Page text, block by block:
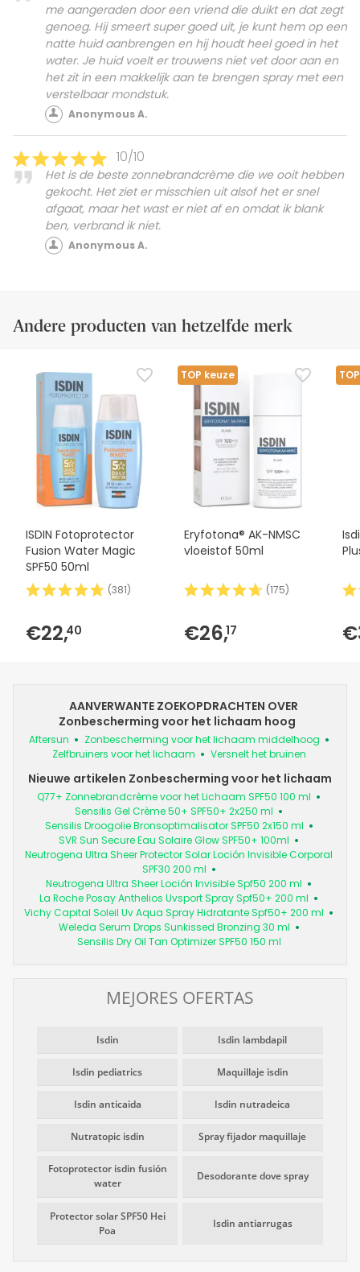
me aangeraden door een vriend die duikt en dat zegt
genoeg. Hij smeert super goed uit, je kunt hem op een
natte huid aanbrengen en hij houdt heel goed in het
water. Je huid voelt er trouwens niet vet door aan en
het zit in een makkelijk aan te brengen spray met een
verstelbaar mondstuk.
Anonymous A.
10/10
Het is de beste zonnebrandcrème die we ooit hebben
gekocht. Het ziet er misschien uit alsof het er snel
afgaat, maar het wast er niet af en omdat ik blank
ben, verbrand ik niet.
Anonymous A.
Andere producten van hetzelfde merk
ISDIN Fotoprotector
Fusion Water Magic
SPF50 50ml
(381)
€22,40
TOP keuze
Eryfotona® AK-NMSC
vloeistof 50ml
(175)
€26,17
AANVERWANTE ZOEKOPDRACHTEN OVER
Zonbescherming voor het lichaam hoog
Aftersun
Zonbescherming voor het lichaam middelhoog
Zelfbruiners voor het lichaam
Versnelt het bruinen
Nieuwe artikelen Zonbescherming voor het lichaam
Q77+ Zonnebrandcrème voor het Lichaam SPF50 100 ml
Sensilis Gel Crème 50+ SPF50+ 2x250 ml
Sensilis Droogolie Bronsoptimalisator SPF50 2x150 ml
SVR Sun Secure Eau Solaire Glow SPF50+ 100ml
Neutrogena Ultra Sheer Protector Solar Loción Invisible Corporal
SPF30 200 ml
Neutrogena Ultra Sheer Loción Invisible Spf50 200 ml
La Roche Posay Anthelios Uvsport Spray Spf50+ 200 ml
Vichy Capital Soleil Uv Aqua Spray Hidratante Spf50+ 200 ml
Weleda Serum Drops Sunkissed Bronzing 30 ml
Sensilis Dry Oil Tan Optimizer SPF50 150 ml
MEJORES OFERTAS
Isdin Isdin lambdapil
Isdin pediatrics Maquillaje isdin
Isdin anticaida Isdin nutradeica
Nutratopic isdin Spray fijador maquillaje
Fotoprotector isdin fusión
water
Desodorante dove spray
Protector solar SPF50 Hei
Poa
Isdin antiarrugas